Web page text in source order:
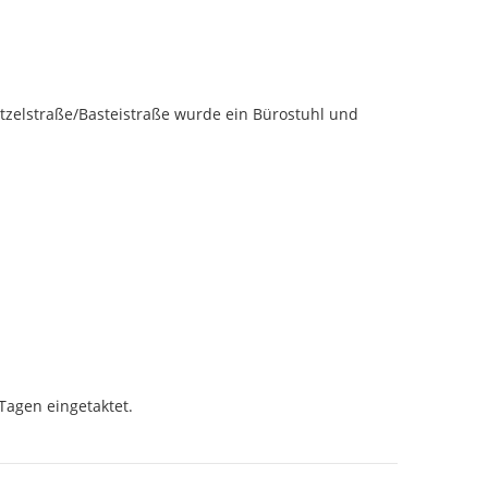
Basteistraße wurde ein Bürostuhl und
eingetaktet.